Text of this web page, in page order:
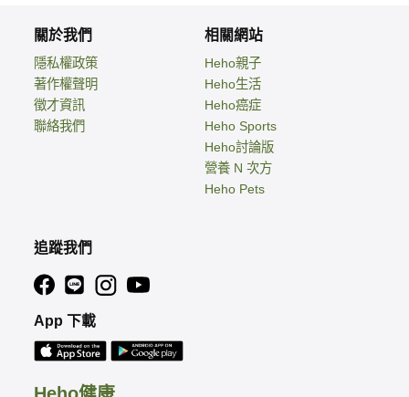
關於我們
隱私權政策
著作權聲明
徵才資訊
聯絡我們
相關網站
Heho親子
Heho生活
Heho癌症
Heho Sports
Heho討論版
營養 N 次方
Heho Pets
追蹤我們
App 下載